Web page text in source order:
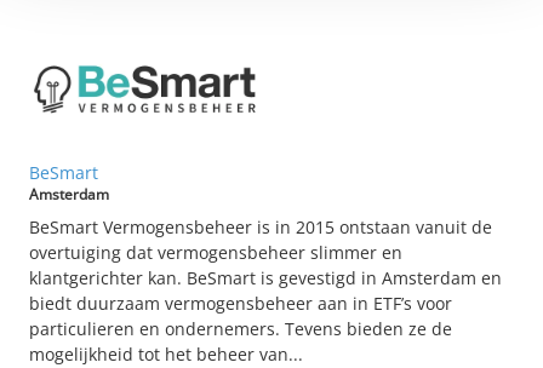
BeSmart
Amsterdam
BeSmart Vermogensbeheer is in 2015 ontstaan vanuit de
overtuiging dat vermogensbeheer slimmer en
klantgerichter kan. BeSmart is gevestigd in Amsterdam en
biedt duurzaam vermogensbeheer aan in ETF’s voor
particulieren en ondernemers. Tevens bieden ze de
mogelijkheid tot het beheer van...